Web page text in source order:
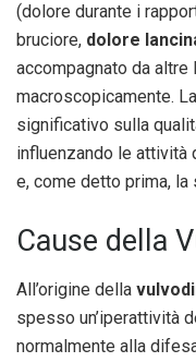
(dolore durante i
bruciore, dolore
accompagnato da
macroscopicamente.
significativo sulla
influenzando le attività
e, come detto prima, la
Cause della
All’origine della
spesso un’iperattività
normalmente alla